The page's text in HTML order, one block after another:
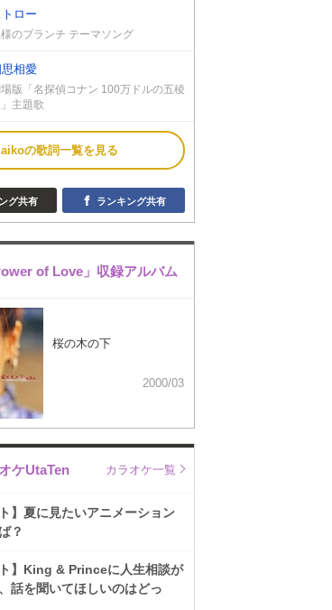
トロー
様のブランチ テーマソング
相愛
場版「名探偵コナン 100万ドルの五稜
主題歌
aikoの歌詞一覧を見る
グ共有 ランキング共有
of Love」収録アルバム
桜の木の下
2000/03
ケUtaTen カラオケ一覧
】夏に見たいアニメーション
？
ト】King & Princeに人生相談が
話を聞いてほしいのはどっ